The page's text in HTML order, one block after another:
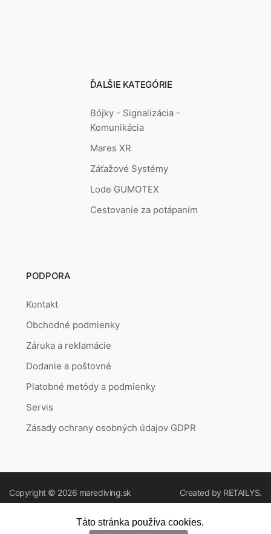
ĎALŠIE KATEGÓRIE
Bójky - Signalizácia -
Komunikácia
Mares XR
Záťažové Systémy
Lode GUMOTEX
Cestovanie za potápaním
PODPORA
Kontakt
Obchodné podmienky
Záruka a reklamácie
Dodanie a poštovné
Platobné metódy a podmienky
Servis
Zásady ochrany osobných údajov GDPR
Copyright © 2026 marediving.sk Created by RETAILYS.
Táto stránka používa cookies.